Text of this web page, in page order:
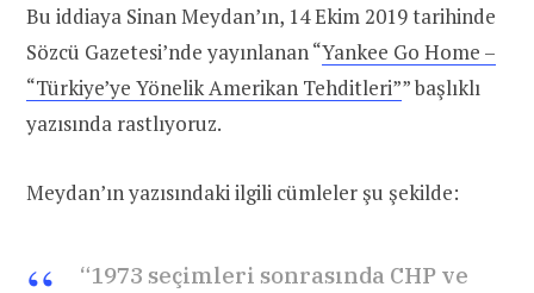
Bu iddiaya Sinan Meydan’ın, 14 Ekim 2019 tarihinde
Sözcü Gazetesi’nde yayınlanan “Yankee Go Home –
“Türkiye’ye Yönelik Amerikan Tehditleri”” başlıklı
yazısında rastlıyoruz.
Meydan’ın yazısındaki ilgili cümleler şu şekilde:
“1973 seçimleri sonrasında CHP ve